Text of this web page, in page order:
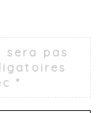
sera pas
*